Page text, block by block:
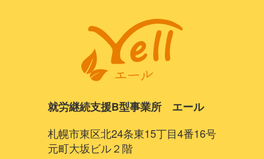
就労継続支援B型事業所 エール
札幌市東区北24条東15丁目4番16号
元町大坂ビル２階